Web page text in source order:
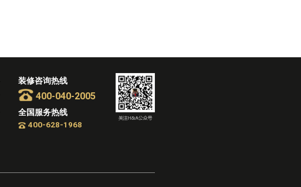
装修咨询热线
400-040-2005
全国服务热线
400-628-1968